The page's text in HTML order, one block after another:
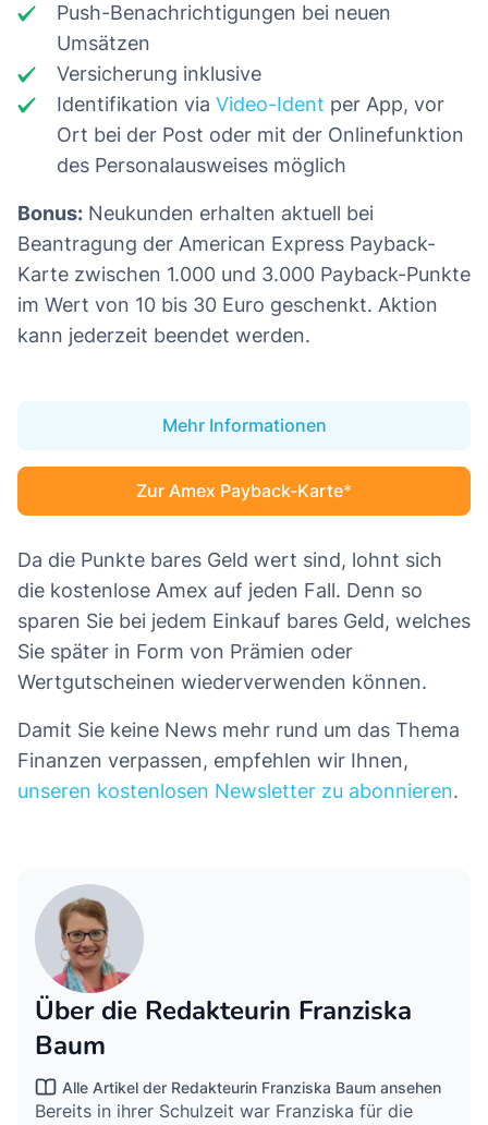
Push-Benachrichtigungen bei neuen
Umsätzen
Versicherung inklusive
Identifikation via Video-Ident per App, vor
Ort bei der Post oder mit der Onlinefunktion
des Personalausweises möglich
Bonus: Neukunden erhalten aktuell bei
Beantragung der American Express Payback-
Karte zwischen 1.000 und 3.000 Payback-Punkte
im Wert von 10 bis 30 Euro geschenkt. Aktion
kann jederzeit beendet werden.
Mehr Informationen
Zur Amex Payback-Karte
Da die Punkte bares Geld wert sind, lohnt sich
die kostenlose Amex auf jeden Fall. Denn so
sparen Sie bei jedem Einkauf bares Geld, welches
Sie später in Form von Prämien oder
Wertgutscheinen wiederverwenden können.
Damit Sie keine News mehr rund um das Thema
Finanzen verpassen, empfehlen wir Ihnen,
unseren kostenlosen Newsletter zu abonnieren.
Über die Redakteurin Franziska
Baum
Alle Artikel der Redakteurin Franziska Baum ansehen
Bereits in ihrer Schulzeit war Franziska für die